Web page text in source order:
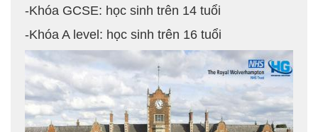
-Khóa GCSE: học sinh trên 14 tuổi
-Khóa A level: học sinh trên 16 tuổi